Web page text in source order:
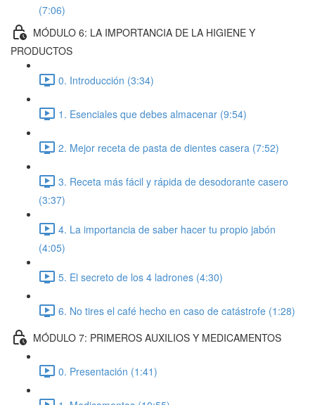
(7:06)
MÓDULO 6: LA IMPORTANCIA DE LA HIGIENE Y
PRODUCTOS
0. Introducción (3:34)
1. Esenciales que debes almacenar (9:54)
2. Mejor receta de pasta de dientes casera (7:52)
3. Receta más fácil y rápida de desodorante casero
(3:37)
4. La importancia de saber hacer tu propio jabón
(4:05)
5. El secreto de los 4 ladrones (4:30)
6. No tires el café hecho en caso de catástrofe (1:28)
MÓDULO 7: PRIMEROS AUXILIOS Y MEDICAMENTOS
0. Presentación (1:41)